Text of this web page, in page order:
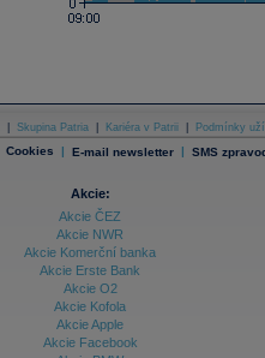
Skupina Patria Kariéra v Patrii Podmínky
Cookies | E-mail newsletter | SMS
Akcie:
Akcie ČEZ
Akcie NWR
Akcie Komerční banka
Akcie Erste Bank
Akcie O2
Akcie Kofola
Akcie Apple
Akcie Facebook